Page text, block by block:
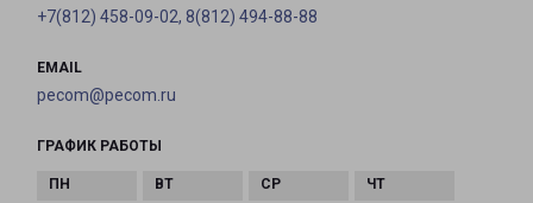
+7(812) 458-09-02, 8(812) 494-88-88
EMAIL
pecom@pecom.ru
ГРАФИК РАБОТЫ